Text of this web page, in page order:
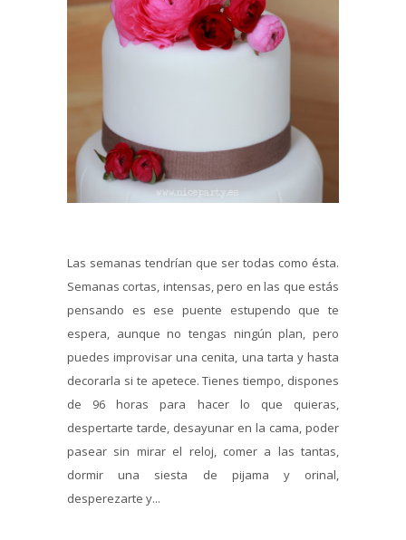
Las semanas tendrían que ser todas como ésta.
Semanas cortas, intensas, pero en las que estás
pensando es ese puente estupendo que te
espera, aunque no tengas ningún plan, pero
puedes improvisar una cenita, una tarta y hasta
decorarla si te apetece. Tienes tiempo, dispones
de 96 horas para hacer lo que quieras,
despertarte tarde, desayunar en la cama, poder
pasear sin mirar el reloj, comer a las tantas,
dormir una siesta de pijama y orinal,
desperezarte y...